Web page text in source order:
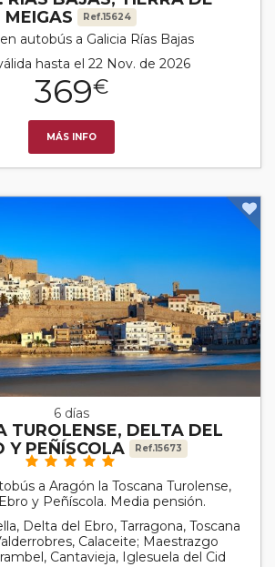
MEIGAS
Ref.15624
autobús a Galicia Rías Bajas
hasta el 22 Nov. de 2026
369€
MÁS INFO
6 días
TUROLENSE, DELTA DEL
Y PEÑÍSCOLA
Ref.15673
a Aragón la Toscana Turolense,
y Peñíscola. Media pensión.
Delta del Ebro, Tarragona, Toscana
Calaceite; Maestrazgo
Cantavieja, Iglesuela del Cid